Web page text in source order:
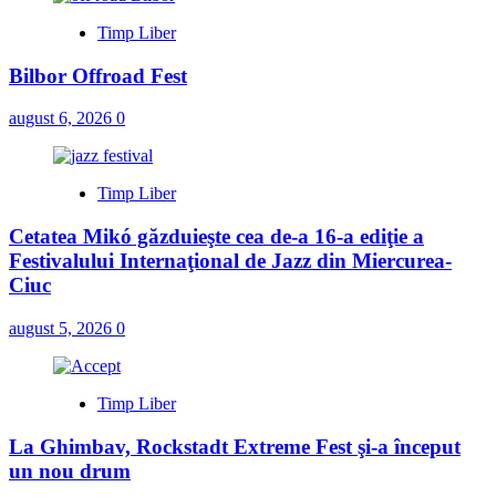
Timp Liber
Bilbor Offroad Fest
august 6, 2026 0
Timp Liber
Cetatea Mikó găzduieşte cea de-a 16-a ediţie a
Festivalului Internaţional de Jazz din Miercurea-
Ciuc
august 5, 2026 0
Timp Liber
La Ghimbav, Rockstadt Extreme Fest şi-a început
un nou drum